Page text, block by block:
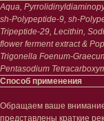
Aqua,
sh-Polypeptide-9, sh-
Tripeptide-29, Lecithin,
flower ferment extract &
Trigonella Foenum-
Pentasodium
Способ применения
Обращаем ваше
представлены краткие